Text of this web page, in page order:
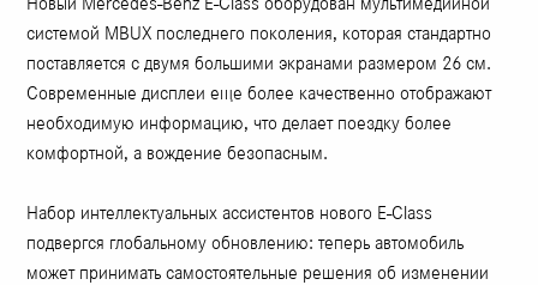
системой MBUX последнего поколения, которая стандартно
поставляется с двумя большими экранами размером 26 см.
Современные дисплеи еще более качественно отображают
необходимую информацию, что делает поездку более
комфортной, а вождение безопасным.
Набор интеллектуальных ассистентов нового E-Class
подвергся глобальному обновлению: теперь автомобиль
может принимать самостоятельные решения об изменении